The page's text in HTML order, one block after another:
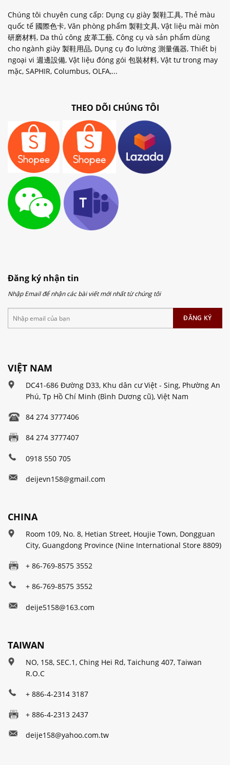
Chúng tôi chuyên cung cấp: Dụng cụ giày 製鞋工具, Thẻ màu
quốc tế 國際色卡, Văn phòng phẩm 製鞋文具, Vật liệu mài mòn
研磨材料, Da thủ công 皮革工藝, Công cụ và sản phẩm dùng
cho ngành giày 製鞋用品, Dụng cụ đo lường 測量儀器, Thiết bị
ngoại vi 週邊設備, Vật liệu đóng gói 包裝材料, Vật tư trong may
mặc, SAPHIR, Columbus, OLFA,...
THEO DÕI CHÚNG TÔI
Đăng ký nhận tin
Nhập Email để nhận các bài viết mới nhất từ chúng tôi
VIỆT NAM
DC41-686 Đường D33, Khu dân cư Việt - Sing, Phường An
Phú, Tp Hồ Chí Minh (Bình Dương cũ), Việt Nam
84 274 3777406
84 274 3777407
0918 550 705
deijevn158@gmail.com
CHINA
Room 109, No. 8, Hetian Street, Houjie Town, Dongguan
City, Guangdong Province (Nine International Store 8809)
+ 86-769-8575 3552
+ 86-769-8575 3552
deije5158@163.com
TAIWAN
NO, 158, SEC.1, Ching Hei Rd, Taichung 407, Taiwan
R.O.C
+ 886-4-2314 3187
+ 886-4-2313 2437
deije158@yahoo.com.tw